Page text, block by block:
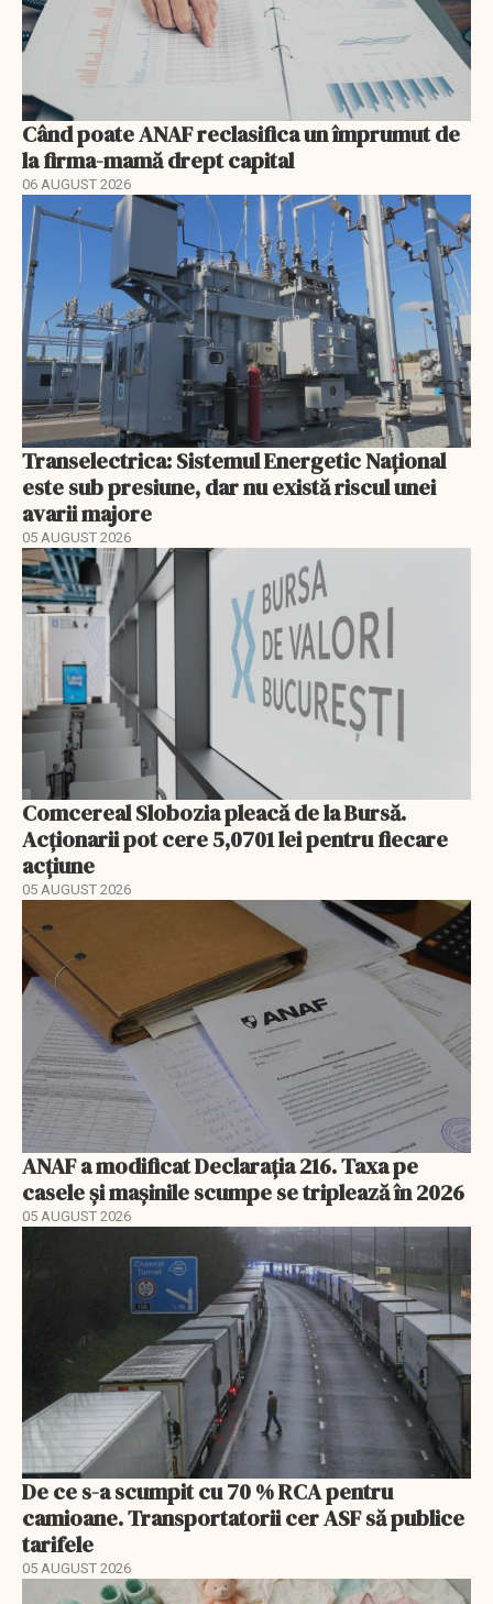
Când poate ANAF reclasifica un împrumut de
la firma-mamă drept capital
06 AUGUST 2026
Transelectrica: Sistemul Energetic Național
este sub presiune, dar nu există riscul unei
avarii majore
05 AUGUST 2026
Comcereal Slobozia pleacă de la Bursă.
Acționarii pot cere 5,0701 lei pentru fiecare
acțiune
05 AUGUST 2026
ANAF a modificat Declarația 216. Taxa pe
casele și mașinile scumpe se triplează în 2026
05 AUGUST 2026
De ce s-a scumpit cu 70 % RCA pentru
camioane. Transportatorii cer ASF să publice
tarifele
05 AUGUST 2026